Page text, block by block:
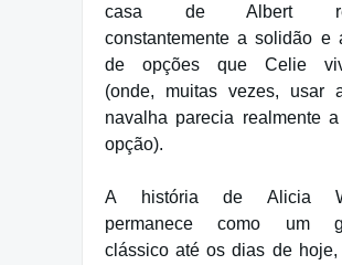
casa de Albert
constantemente a solidão e
de opções que Celie
(onde, muitas vezes, usar
navalha parecia realmente
opção).
A história de Alicia
permanece como um
clássico até os dias de hoje,